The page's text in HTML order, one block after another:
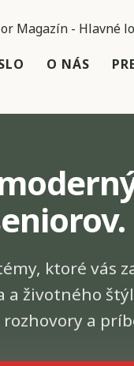
O NÁS
ktoré vás
a životného
a